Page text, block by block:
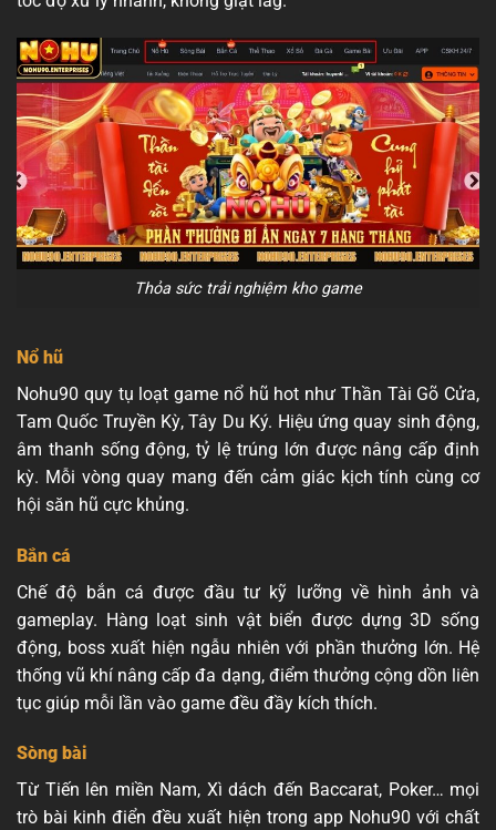
Thỏa sức trải nghiệm kho game
Nổ hũ
Nohu90 quy tụ loạt game nổ hũ hot như Thần Tài Gõ Cửa,
Tam Quốc Truyền Kỳ, Tây Du Ký. Hiệu ứng quay sinh động,
âm thanh sống động, tỷ lệ trúng lớn được nâng cấp định
kỳ. Mỗi vòng quay mang đến cảm giác kịch tính cùng cơ
hội săn hũ cực khủng.
Bắn cá
Chế độ bắn cá được đầu tư kỹ lưỡng về hình ảnh và
gameplay. Hàng loạt sinh vật biển được dựng 3D sống
động, boss xuất hiện ngẫu nhiên với phần thưởng lớn. Hệ
thống vũ khí nâng cấp đa dạng, điểm thưởng cộng dồn liên
tục giúp mỗi lần vào game đều đầy kích thích.
Sòng bài
Từ Tiến lên miền Nam, Xì dách đến Baccarat, Poker… mọi
trò bài kinh điển đều xuất hiện trong app Nohu90 với chất